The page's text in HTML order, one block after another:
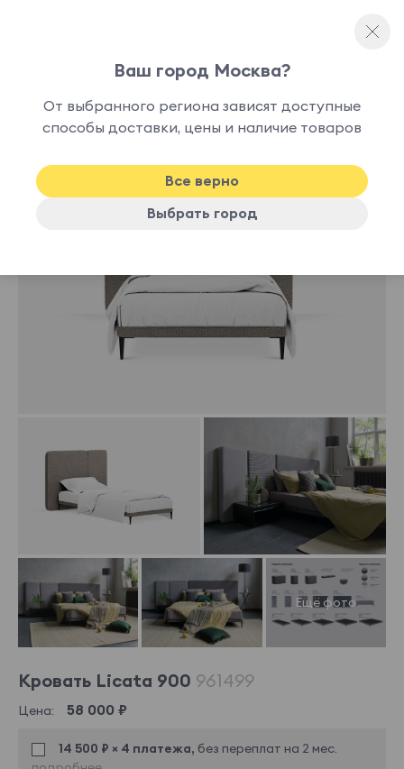
дней
Кровать Licata 900 961499
Цена: 58 000 ₽
14 500 ₽ × 4 платежа, без переплат на 2 мес.
Ваш город Москва?
От выбранного региона зависят доступные
способы доставки, цены и наличие товаров
Все верно
Выбрать город